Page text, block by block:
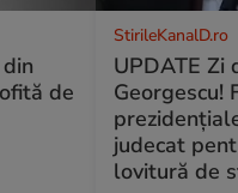
de
StirileKanalD.ro
UPDATE Zi
Georgescu!
judecat
lovitură de